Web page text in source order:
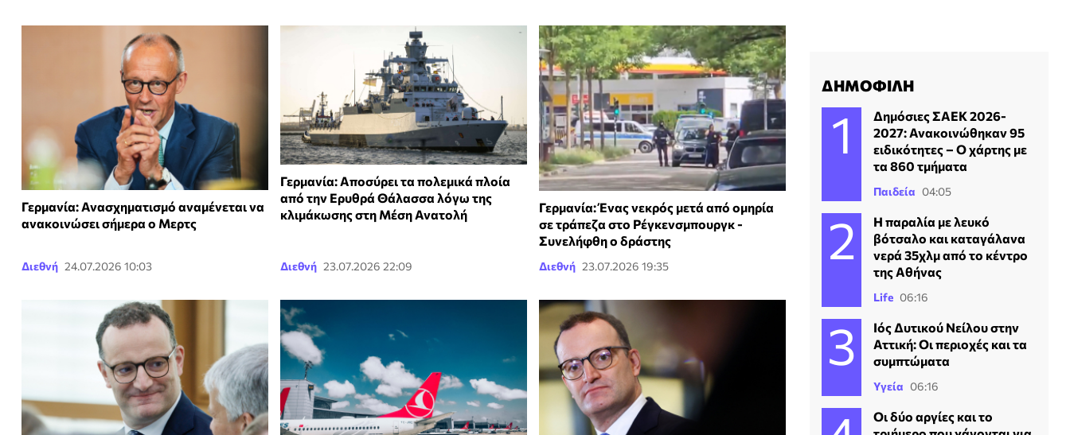
Γερμανία: Ανασχηματισμό αναμένεται να
ανακοινώσει σήμερα ο Μερτς
Διεθνή 24.07.2026 10:03
Γερμανία: Αποσύρει τα πολεμικά πλοία
από την Ερυθρά Θάλασσα λόγω της
κλιμάκωσης στη Μέση Ανατολή
Διεθνή 23.07.2026 22:09
Γερμανία: Ένας νεκρός μετά από ομηρία
σε τράπεζα στο Ρέγκενσμπουργκ -
Συνελήφθη ο δράστης
Διεθνή 23.07.2026 19:35
ΔΗΜΟΦΙΛΗ
Δημόσιες ΣΑΕΚ 2026-
2027: Ανακοινώθηκαν 95
ειδικότητες – Ο χάρτης με
τα 860 τμήματα
Παιδεία 04:05
Η παραλία με λευκό
βότσαλο και καταγάλανα
νερά 35χλμ από το κέντρο
της Αθήνας
Life 06:16
Ιός Δυτικού Νείλου στην
Αττική: Οι περιοχές και τα
συμπτώματα
Υγεία 06:16
Οι δύο αργίες και το